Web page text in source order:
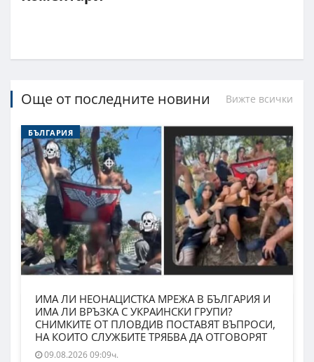
Още от последните новини Вижте всички
БЪЛГАРИЯ
ИМА ЛИ НЕОНАЦИСТКА МРЕЖА В БЪЛГАРИЯ И
ИМА ЛИ ВРЪЗКА С УКРАИНСКИ ГРУПИ?
СНИМКИТЕ ОТ ПЛОВДИВ ПОСТАВЯТ ВЪПРОСИ,
НА КОИТО СЛУЖБИТЕ ТРЯБВА ДА ОТГОВОРЯТ
09.08.2026 09:09ч.